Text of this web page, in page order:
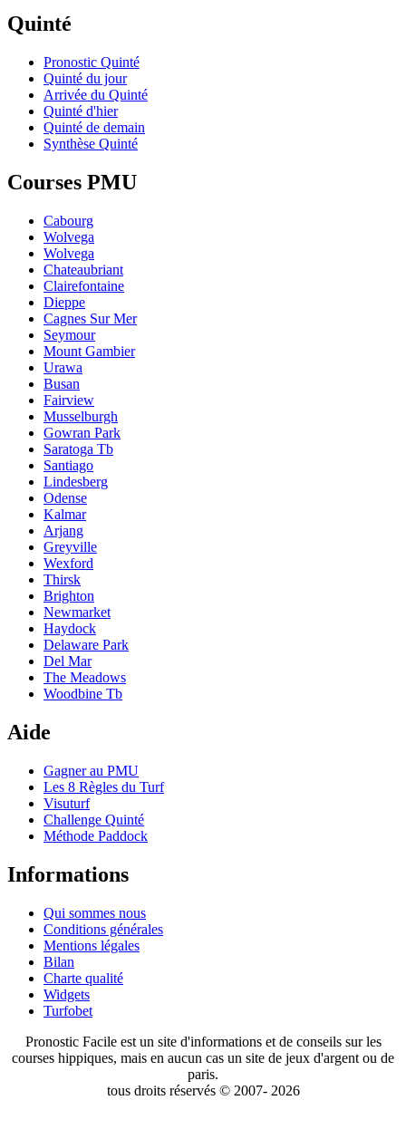
Quinté
Pronostic Quinté
Quinté du jour
Arrivée du Quinté
Quinté d'hier
Quinté de demain
Synthèse Quinté
Courses PMU
Cabourg
Wolvega
Wolvega
Chateaubriant
Clairefontaine
Dieppe
Cagnes Sur Mer
Seymour
Mount Gambier
Urawa
Busan
Fairview
Musselburgh
Gowran Park
Saratoga Tb
Santiago
Lindesberg
Odense
Kalmar
Arjang
Greyville
Wexford
Thirsk
Brighton
Newmarket
Haydock
Delaware Park
Del Mar
The Meadows
Woodbine Tb
Aide
Gagner au PMU
Les 8 Règles du Turf
Visuturf
Challenge Quinté
Méthode Paddock
Informations
Qui sommes nous
Conditions générales
Mentions légales
Bilan
Charte qualité
Widgets
Turfobet
Pronostic Facile est un site d'informations et de conseils sur les
courses hippiques, mais en aucun cas un site de jeux d'argent ou de
paris.
tous droits réservés © 2007- 2026